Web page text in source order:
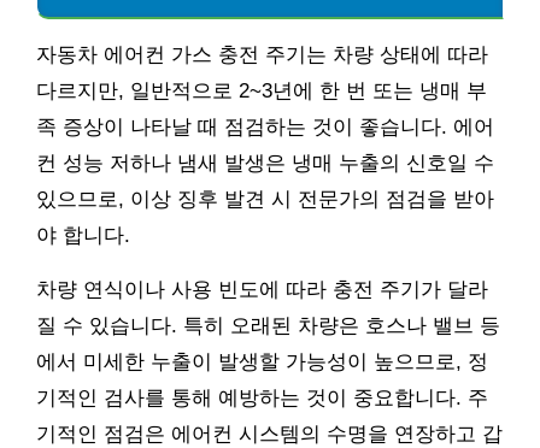
자동차 에어컨 가스 충전 주기는 차량 상태에 따라
다르지만, 일반적으로 2~3년에 한 번 또는 냉매 부
족 증상이 나타날 때 점검하는 것이 좋습니다. 에어
컨 성능 저하나 냄새 발생은 냉매 누출의 신호일 수
있으므로, 이상 징후 발견 시 전문가의 점검을 받아
야 합니다.
차량 연식이나 사용 빈도에 따라 충전 주기가 달라
질 수 있습니다. 특히 오래된 차량은 호스나 밸브 등
에서 미세한 누출이 발생할 가능성이 높으므로, 정
기적인 검사를 통해 예방하는 것이 중요합니다. 주
기적인 점검은 에어컨 시스템의 수명을 연장하고 갑